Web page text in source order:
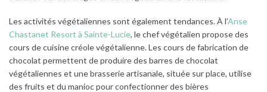
Les activités végétaliennes sont également tendances. À l’Anse
Chastanet Resort à Sainte-Lucie, le chef végétalien propose des
cours de cuisine créole végétalienne. Les cours de fabrication de
chocolat permettent de produire des barres de chocolat
végétaliennes et une brasserie artisanale, située sur place, utilise
des fruits et du manioc pour confectionner des bières